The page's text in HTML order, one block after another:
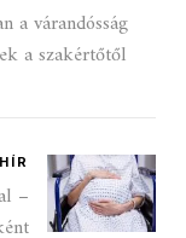
a várandósság
a szakértőtől
–